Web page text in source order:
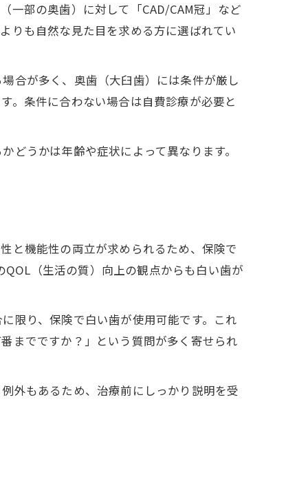
一部の奥歯）に対して「CAD/CAM冠」など
りも自然な見た目を求める方に選ばれてい
合が多く、奥歯（大臼歯）には条件が厳し
。条件に合わない場合は自費診療が必要と
うかは年齢や症状によって異なります。
と機能性の両立が求められるため、保険で
（生活の質）向上の観点からも白い歯が
限り、保険で白い歯が使用可能です。これ
までですか？」という質問が多く寄せられ
外もあるため、治療前にしっかり説明を受